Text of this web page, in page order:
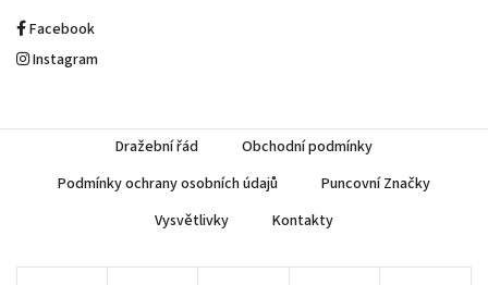
Facebook
Instagram
Dražební řád
Obchodní podmínky
Podmínky ochrany osobních údajů
Puncovní Značky
Vysvětlivky
Kontakty